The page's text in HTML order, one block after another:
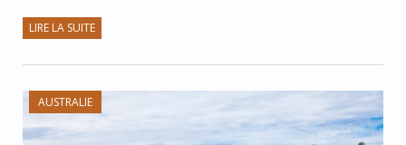
LIRE LA SUITE
AUSTRALIE